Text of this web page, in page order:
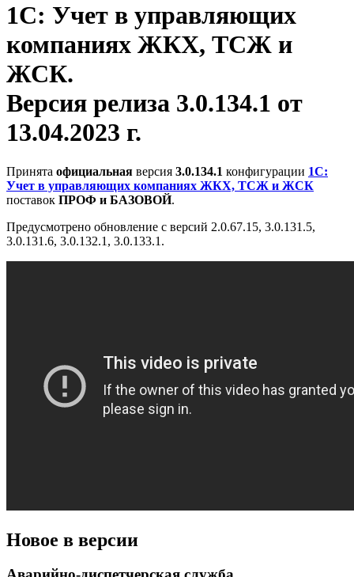
1С: Учет в управляющих
компаниях ЖКХ, ТСЖ и
ЖСК.
Версия релиза 3.0.134.1 от
13.04.2023 г.
Принята официальная версия 3.0.134.1 конфигурации 1С:
Учет в управляющих компаниях ЖКХ, ТСЖ и ЖСК
поставок ПРОФ и БАЗОВОЙ.
Предусмотрено обновление с версий 2.0.67.15, 3.0.131.5,
3.0.131.6, 3.0.132.1, 3.0.133.1.
Новое в версии